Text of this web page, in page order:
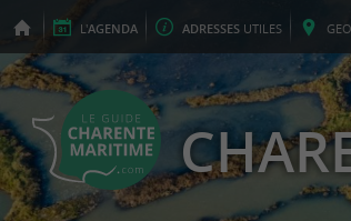
L'AGENDA ADRESSES UTILES GEO